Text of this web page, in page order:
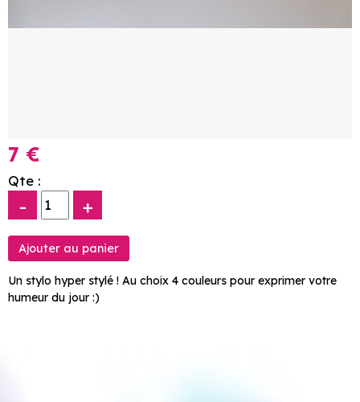
7 €
Qte :
- +
Un stylo hyper stylé ! Au choix 4 couleurs pour exprimer votre
humeur du jour :)